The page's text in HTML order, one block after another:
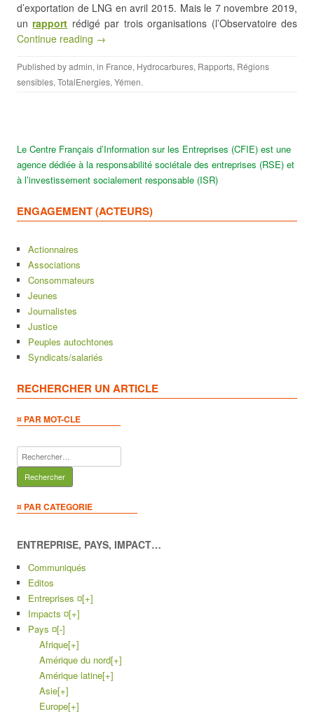
d’exportation de LNG en avril 2015. Mais le 7 novembre 2019,
unrapport rédigé par trois organisations (l’Observatoire des
Continue reading →
Published byadmin, in France, Hydrocarbures, Rapports, Régions
sensibles, TotalEnergies, Yémen.
Le Centre Français d’Information sur les Entreprises (CFIE) est une
agence dédiée à la responsabilité sociétale des entreprises (RSE) et
à l’investissement socialement responsable (ISR)
ENGAGEMENT (ACTEURS)
Actionnaires
Associations
Consommateurs
Jeunes
Journalistes
Justice
Peuples autochtones
Syndicats/salariés
RECHERCHER UN ARTICLE
¤ PAR MOT-CLE
Rechercher :
¤ PAR CATEGORIE
ENTREPRISE, PAYS, IMPACT…
Communiqués
Editos
Entreprises ¤[+]
Impacts ¤[+]
Pays ¤[-]
Afrique[+]
Amérique du nord[+]
Amérique latine[+]
Asie[+]
Europe[+]